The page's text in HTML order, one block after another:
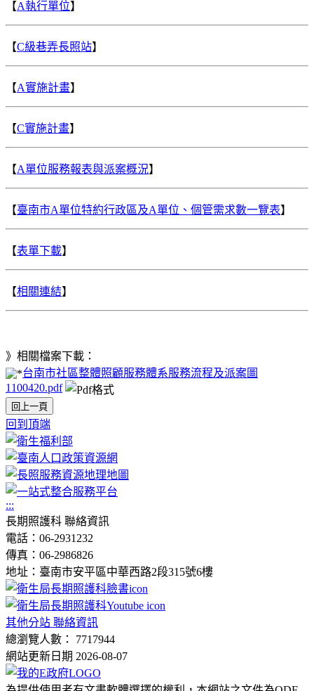
【A執行單位】
【C級巷弄長照站】
【A實施計畫】
【C實施計畫】
【A單位服務報表與派案概況】
【臺南市A單位特約行政區及A單位、個管需求數一覽表】
【表單下載】
【相關連結】
》相關檔案下載：
台南市社區整體照顧服務體系服務流程及派案圖
1100420.pdf
回上一頁
回到頂端
:::
長期照護科 聯絡資訊
電話：06-2931232
傳真：06-2986826
地址：臺南市安平區中華西路2段315號6樓
其他分站 聯絡資訊
總瀏覽人數： 7717944
網站更新日期 2026-08-07